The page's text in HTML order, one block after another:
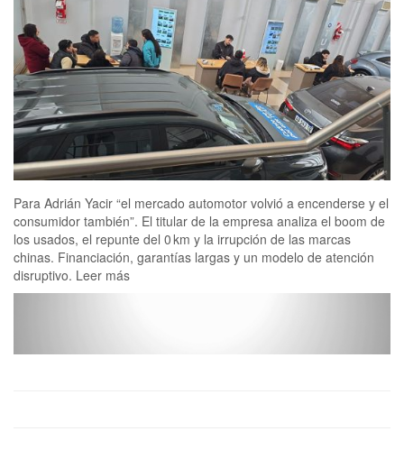
Para Adrián Yacir “el mercado automotor volvió a encenderse y el
consumidor también”. El titular de la empresa analiza el boom de
los usados, el repunte del 0 km y la irrupción de las marcas
chinas. Financiación, garantías largas y un modelo de atención
disruptivo. Leer más